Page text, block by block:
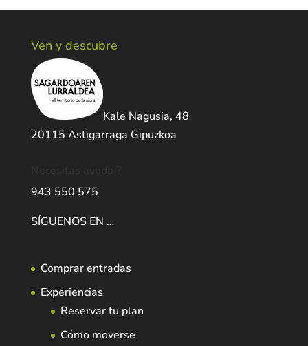
Ven y descubre
Kale Nagusia, 48
20115 Astigarraga Gipuzkoa
943 550 575
SÍGUENOS EN …
Comprar entradas
Experiencias
Reservar tu plan
Cómo moverse